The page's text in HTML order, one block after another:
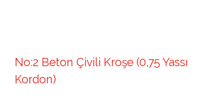
No:2 Beton Çivili Kroşe (0,75 Yassı
Kordon)